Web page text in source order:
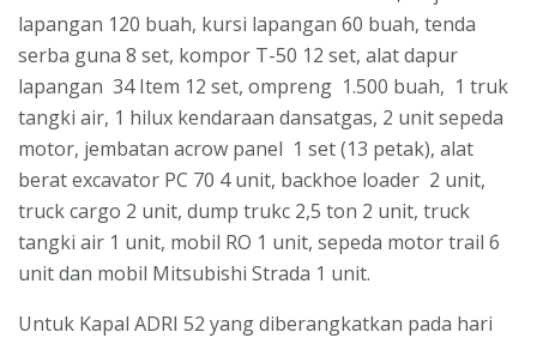
lapangan 120 buah, kursi lapangan 60 buah, tenda
serba guna 8 set, kompor T-50 12 set, alat dapur
lapangan 34 Item 12 set, ompreng 1.500 buah, 1 truk
tangki air, 1 hilux kendaraan dansatgas, 2 unit sepeda
motor, jembatan acrow panel 1 set (13 petak), alat
berat excavator PC 70 4 unit, backhoe loader 2 unit,
truck cargo 2 unit, dump trukc 2,5 ton 2 unit, truck
tangki air 1 unit, mobil RO 1 unit, sepeda motor trail 6
unit dan mobil Mitsubishi Strada 1 unit.
Untuk Kapal ADRI 52 yang diberangkatkan pada hari